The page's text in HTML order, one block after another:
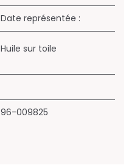
Date représentée :
Huile sur toile
96-009825